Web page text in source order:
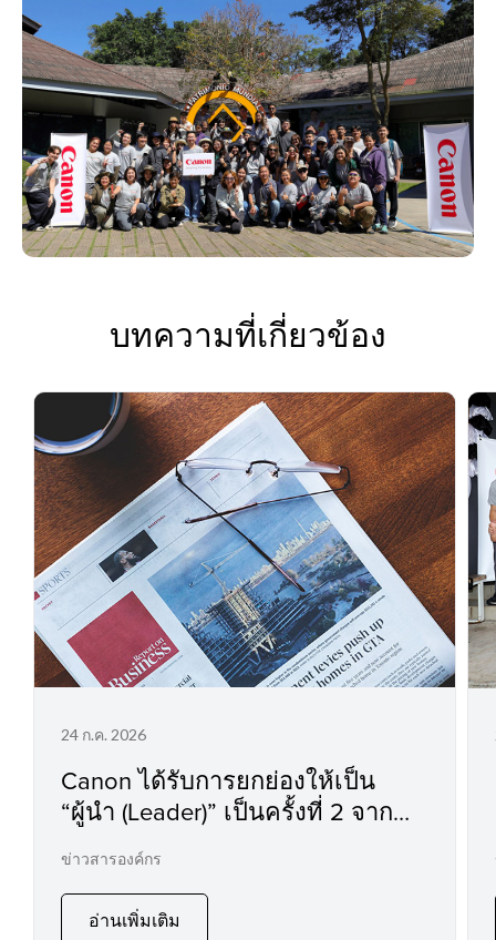
บทความที่เกี่ยวข้อง
24 ก.ค. 2026
Canon ได้รับการยกย่องให้เป็น
“ผู้นำ (Leader)” เป็นครั้งที่ 2 จาก
ข่าวสารองค์กร
อ่านเพิ่มเติม